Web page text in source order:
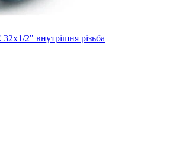
2" внутрішня різьба